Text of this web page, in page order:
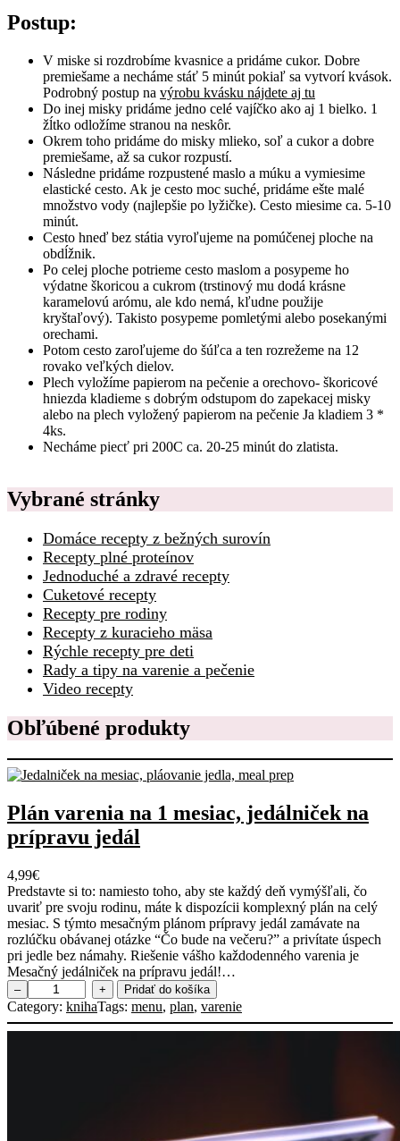
Postup:
V miske si rozdrobíme kvasnice a pridáme cukor. Dobre
premiešame a necháme stáť 5 minút pokiaľ sa vytvorí kvások.
Podrobný postup na výrobu kvásku nájdete aj tu
Do inej misky pridáme jedno celé vajíčko ako aj 1 bielko. 1
žĺtko odložíme stranou na neskôr.
Okrem toho pridáme do misky mlieko, soľ a cukor a dobre
premiešame, až sa cukor rozpustí.
Následne pridáme rozpustené maslo a múku a vymiesime
elastické cesto. Ak je cesto moc suché, pridáme ešte malé
množstvo vody (najlepšie po lyžičke). Cesto miesime ca. 5-10
minút.
Cesto hneď bez státia vyroľujeme na pomúčenej ploche na
obdĺžnik.
Po celej ploche potrieme cesto maslom a posypeme ho
výdatne škoricou a cukrom (trstinový mu dodá krásne
karamelovú arómu, ale kdo nemá, kľudne použije
kryštaľový). Takisto posypeme pomletými alebo posekanými
orechami.
Potom cesto zaroľujeme do šúľca a ten rozrežeme na 12
rovako veľkých dielov.
Plech vyložíme papierom na pečenie a orechovo- škoricové
hniezda kladieme s dobrým odstupom do zapekacej misky
alebo na plech vyložený papierom na pečenie Ja kladiem 3 *
4ks.
Necháme piecť pri 200C ca. 20-25 minút do zlatista.
Vybrané stránky
Domáce recepty z bežných surovín
Recepty plné proteínov
Jednoduché a zdravé recepty
Cuketové recepty
Recepty pre rodiny
Recepty z kuracieho mäsa
Rýchle recepty pre deti
Rady a tipy na varenie a pečenie
Video recepty
Obľúbené produkty
Plán varenia na 1 mesiac, jedálniček na
prípravu jedál
4,99€
Predstavte si to: namiesto toho, aby ste každý deň vymýšľali, čo
uvariť pre svoju rodinu, máte k dispozícii komplexný plán na celý
mesiac. S týmto mesačným plánom prípravy jedál zamávate na
rozlúčku obávanej otázke “Čo bude na večeru?” a privítate úspech
pri jedle bez námahy. Riešenie vášho každodenného varenia je
Mesačný jedálniček na prípravu jedál!…
–
m
n
o
ž
+ Pridať do košíka
Category: knihaTags: menu, plan, varenie